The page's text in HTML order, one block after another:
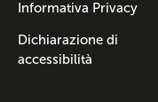
Informativa Privacy
Dichiarazione di
accessibilità